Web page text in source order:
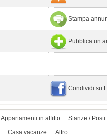
Stampa
Pubblica un
Condividi su
Appartamenti in affitto
Stanze / Posti
Casa vacanze Altro